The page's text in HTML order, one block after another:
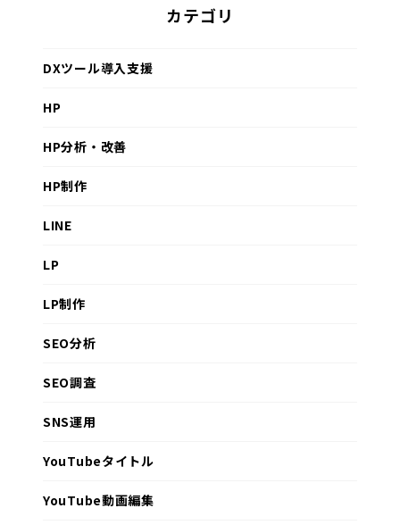
カテゴリ
DXツール導入支援
HP
HP分析・改善
HP制作
LINE
LP
LP制作
SEO分析
SEO調査
SNS運用
YouTubeタイトル
YouTube動画編集